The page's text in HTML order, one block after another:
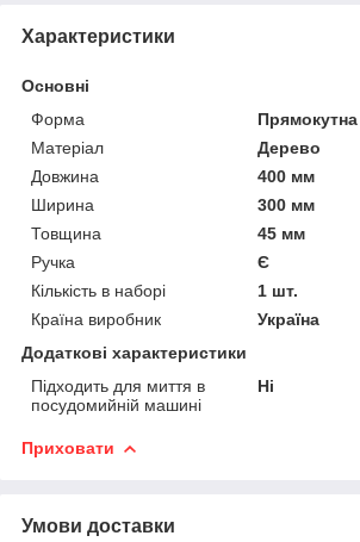
Характеристики
Основні
Форма
Прямокутна
Матеріал
Дерево
Довжина
400 мм
Ширина
300 мм
Товщина
45 мм
Ручка
Є
Кількість в наборі
1 шт.
Країна виробник
Україна
Додаткові характеристики
Підходить для миття в
посудомийній машині
Ні
Приховати
Умови доставки